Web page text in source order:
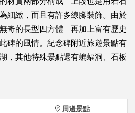
細緻，而且有許多線腳裝飾。由於
奇的長型四方體，再加上富有歷史
碑的風情。紀念碑附近旅遊景點有
，其他特殊景點還有蝙蝠洞、石板
周邊景點